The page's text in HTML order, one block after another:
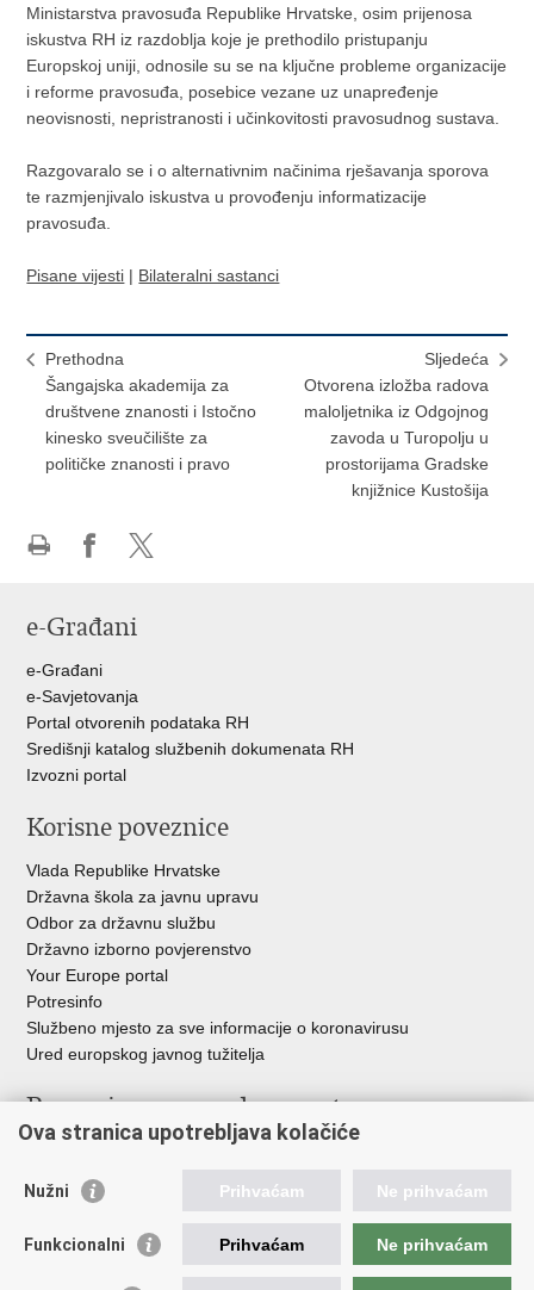
Ministarstva pravosuđa Republike Hrvatske, osim prijenosa
iskustva RH iz razdoblja koje je prethodilo pristupanju
Europskoj uniji, odnosile su se na ključne probleme organizacije
i reforme pravosuđa, posebice vezane uz unapređenje
neovisnosti, nepristranosti i učinkovitosti pravosudnog sustava.
Razgovaralo se i o alternativnim načinima rješavanja sporova
te razmjenjivalo iskustva u provođenju informatizacije
pravosuđa.
Pisane vijesti | Bilateralni sastanci
Prethodna
Šangajska akademija za
društvene znanosti i Istočno
kinesko sveučilište za
političke znanosti i pravo
Sljedeća
Otvorena izložba radova
maloljetnika iz Odgojnog
zavoda u Turopolju u
prostorijama Gradske
knjižnice Kustošija
FacebookuTwitteru
e-Građani
e-Građani
e-Savjetovanja
Portal otvorenih podataka RH
Središnji katalog službenih dokumenata RH
Izvozni portal
Korisne poveznice
Vlada Republike Hrvatske
Državna škola za javnu upravu
Odbor za državnu službu
Državno izborno povjerenstvo
Your Europe portal
Potresinfo
Službeno mjesto za sve informacije o koronavirusu
Ured europskog javnog tužitelja
Poveznice pravosudnog sustava
Državno odvjetništvo
Ured za suzbijanje korupcije i organiziranog kriminaliteta
Državno sudbeno vijeće
Državnoodvjetničko vijeće
Ova stranica upotrebljava kolačiće
Nužni Prihvaćam Ne prihvaćam
Funkcionalni Prihvaćam Ne prihvaćam